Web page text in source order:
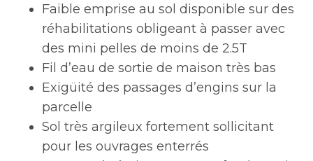
Faible emprise au sol disponible sur des
réhabilitations obligeant à passer avec
des mini pelles de moins de 2.5T
Fil d’eau de sortie de maison très bas
Exigüité des passages d’engins sur la
parcelle
Sol très argileux fortement sollicitant
pour les ouvrages enterrés